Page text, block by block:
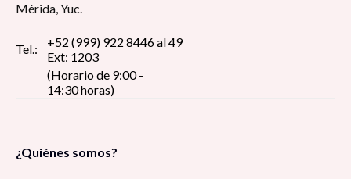
Mérida, Yuc.
Tel.:
+52 (999) 922 8446 al 49
Ext: 1203
(Horario de 9:00 -
14:30 horas)
¿Quiénes somos?